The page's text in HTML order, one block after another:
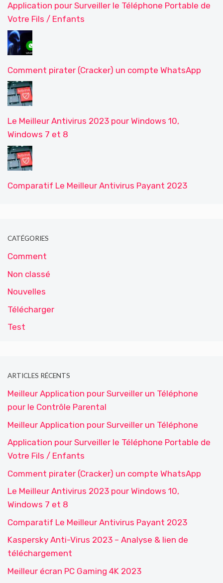
Application pour Surveiller le Téléphone Portable de
Votre Fils / Enfants
Comment pirater (Cracker) un compte WhatsApp
Le Meilleur Antivirus 2023 pour Windows 10,
Windows 7 et 8
Comparatif Le Meilleur Antivirus Payant 2023
CATÉGORIES
Comment
Non classé
Nouvelles
Télécharger
Test
ARTICLES RÉCENTS
Meilleur Application pour Surveiller un Téléphone
pour le Contrôle Parental
Meilleur Application pour Surveiller un Téléphone
Application pour Surveiller le Téléphone Portable de
Votre Fils / Enfants
Comment pirater (Cracker) un compte WhatsApp
Le Meilleur Antivirus 2023 pour Windows 10,
Windows 7 et 8
Comparatif Le Meilleur Antivirus Payant 2023
Kaspersky Anti-Virus 2023 – Analyse & lien de
téléchargement
Meilleur écran PC Gaming 4K 2023